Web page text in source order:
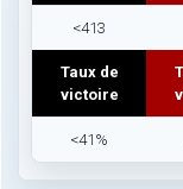
<413
Taux de
victoire
<41%